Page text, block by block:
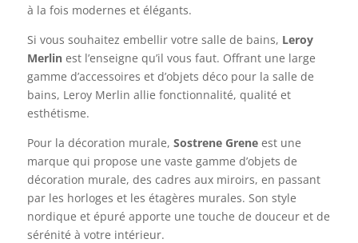
à la fois modernes et élégants.
Si vous souhaitez embellir votre salle de bains, Leroy
Merlinest l’enseigne qu’il vous faut. Offrant une large
gamme d’accessoires et d’objets déco pour la salle de
bains, Leroy Merlin allie fonctionnalité, qualité et
esthétisme.
Pour la décoration murale, Sostrene Greneest une
marque qui propose une vaste gamme d’objets de
décoration murale, des cadres aux miroirs, en passant
par les horloges et les étagères murales. Son style
nordique et épuré apporte une touche de douceur et de
sérénité à votre intérieur.